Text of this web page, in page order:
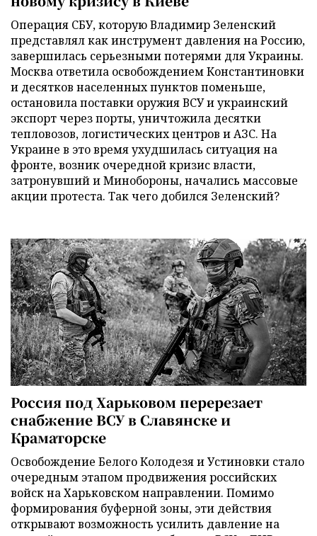
Операция СБУ, которую Владимир Зеленский
представлял как инструмент давления на Россию,
завершилась серьезными потерями для Украины.
Москва ответила освобождением Константиновки
и десятков населенных пунктов поменьше,
остановила поставки оружия ВСУ и украинский
экспорт через порты, уничтожила десятки
тепловозов, логистических центров и АЗС. На
Украине в это время ухудшилась ситуация на
фронте, возник очередной кризис власти,
затронувший и Минобороны, начались массовые
акции протеста. Так чего добился Зеленский?
Россия под Харьковом перерезает
снабжение ВСУ в Славянске и
Краматорске
Освобождение Белого Колодезя и Устиновки стало
очередным этапом продвижения российских
войск на Харьковском направлении. Помимо
формирования буферной зоны, эти действия
открывают возможность усилить давление на